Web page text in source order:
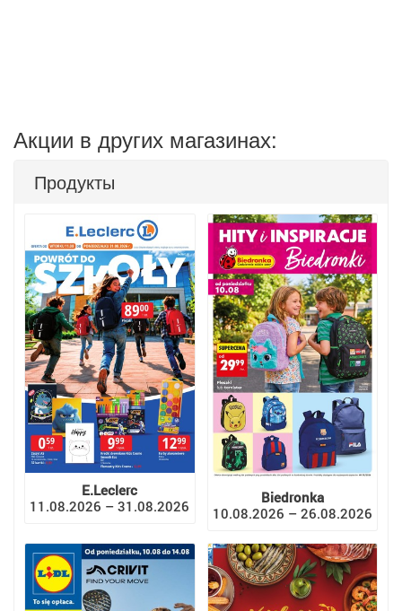
Акции в других магазинах:
Продукты
E.Leclerc
11.08.2026 – 31.08.2026
Biedronka
10.08.2026 – 26.08.2026